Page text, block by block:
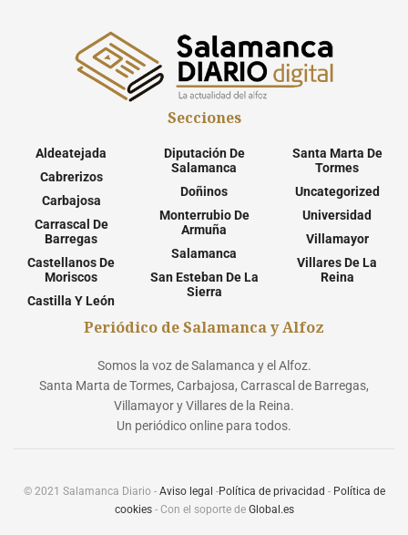
Secciones
Aldeatejada
Cabrerizos
Carbajosa
Carrascal De
Barregas
Castellanos De
Moriscos
Castilla Y León
Diputación De
Salamanca
Doñinos
Monterrubio De
Armuña
Salamanca
San Esteban De La
Sierra
Santa Marta De
Tormes
Uncategorized
Universidad
Villamayor
Villares De La
Reina
Periódico de Salamanca y Alfoz
Somos la voz de Salamanca y el Alfoz.
Santa Marta de Tormes, Carbajosa, Carrascal de Barregas,
Villamayor y Villares de la Reina.
Un periódico online para todos.
© 2021 Salamanca Diario - Aviso legal -Política de privacidad - Política de
cookies- Con el soporte de Global.es